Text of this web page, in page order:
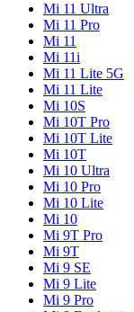
Mi 11 Ultra
Mi 11 Pro
Mi 11
Mi 11i
Mi 11 Lite 5G
Mi 11 Lite
Mi 10S
Mi 10T Pro
Mi 10T Lite
Mi 10T
Mi 10 Ultra
Mi 10 Pro
Mi 10 Lite
Mi 10
Mi 9T Pro
Mi 9T
Mi 9 SE
Mi 9 Lite
Mi 9 Pro